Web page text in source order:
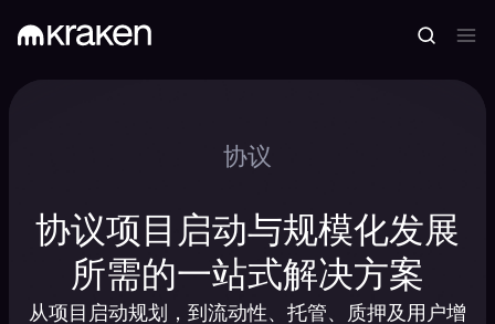
协议
协议项目启动与规模化发展
所需的一站式解决方案
从项目启动规划，到流动性、托管、质押及用户增